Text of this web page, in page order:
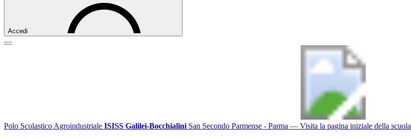
Accedi
Polo Scolastico Agroindustriale ISISS Galilei-Bocchialini San Secondo Parmense - Parma — Visita la pagina iniziale della scuola